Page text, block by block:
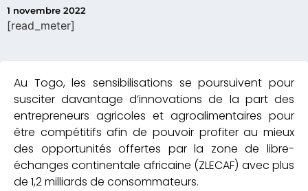
1 novembre 2022
[read_meter]
Au Togo, les sensibilisations se poursuivent pour
susciter davantage d’innovations de la part des
entrepreneurs agricoles et agroalimentaires pour
être compétitifs afin de pouvoir profiter au mieux
des opportunités offertes par la zone de libre-
échanges continentale africaine (ZLECAF) avec plus
de 1,2 milliards de consommateurs.